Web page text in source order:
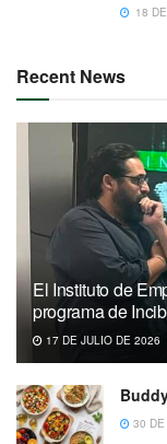
18
Recent News
El Instituto de
programa de
17 DE JULIO DE 2026
30